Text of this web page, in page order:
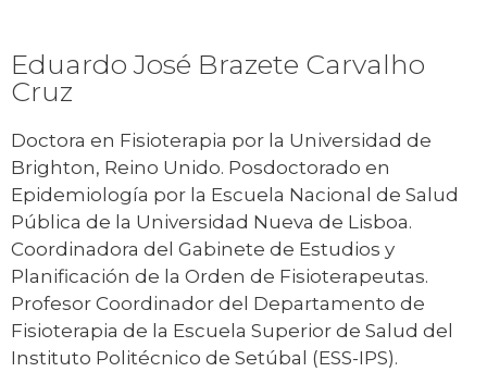
Eduardo José Brazete Carvalho
Cruz
Doctora en Fisioterapia por la Universidad de
Brighton, Reino Unido. Posdoctorado en
Epidemiología por la Escuela Nacional de Salud
Pública de la Universidad Nueva de Lisboa.
Coordinadora del Gabinete de Estudios y
Planificación de la Orden de Fisioterapeutas.
Profesor Coordinador del Departamento de
Fisioterapia de la Escuela Superior de Salud del
Instituto Politécnico de Setúbal (ESS-IPS).